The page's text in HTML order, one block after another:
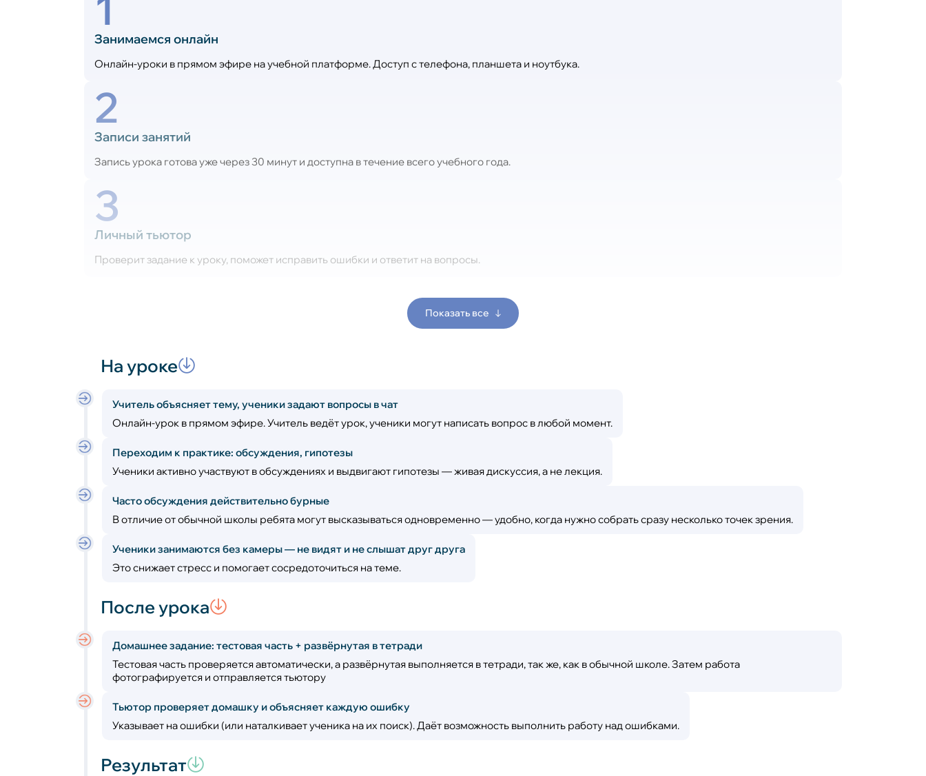
Занимаемся онлайн
Онлайн-уроки в прямом эфире на учебной платформе. Доступ с телефона, планшета и ноутбука.
2
Записи занятий
Запись урока готова уже через 30 минут и доступна в течение всего учебного года.
3
Личный тьютор
Проверит задание к уроку, поможет исправить ошибки и ответит на вопросы.
Показать все
На уроке
Учитель объясняет тему, ученики задают вопросы в чат
Онлайн-урок в прямом эфире. Учитель ведёт урок, ученики могут написать вопрос в любой момент.
Переходим к практике: обсуждения, гипотезы
Ученики активно участвуют в обсуждениях и выдвигают гипотезы — живая дискуссия, а не лекция.
Часто обсуждения действительно бурные
В отличие от обычной школы ребята могут высказываться одновременно — удобно, когда нужно собрать сразу несколько точек зрения.
Ученики занимаются без камеры — не видят и не слышат друг друга
Это снижает стресс и помогает сосредоточиться на теме.
После урока
Домашнее задание: тестовая часть + развёрнутая в тетради
Тестовая часть проверяется автоматически, а развёрнутая выполняется в тетради, так же, как в обычной школе. Затем работа
фотографируется и отправляется тьютору
Тьютор проверяет домашку и объясняет каждую ошибку
Указывает на ошибки (или наталкивает ученика на их поиск). Даёт возможность выполнить работу над ошибками.
Результат